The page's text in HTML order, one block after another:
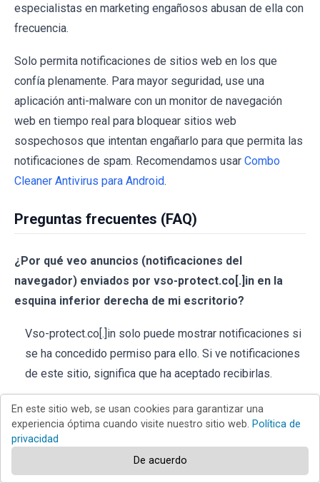
especialistas en marketing engañosos abusan de ella con
frecuencia.
Solo permita notificaciones de sitios web en los que
confía plenamente. Para mayor seguridad, use una
aplicación anti-malware con un monitor de navegación
web en tiempo real para bloquear sitios web
sospechosos que intentan engañarlo para que permita las
notificaciones de spam. Recomendamos usar Combo
Cleaner Antivirus para Android.
Preguntas frecuentes (FAQ)
¿Por qué veo anuncios (notificaciones del
navegador) enviados por vso-protect.co[.]in en la
esquina inferior derecha de mi escritorio?
Vso-protect.co[.]in solo puede mostrar notificaciones si
se ha concedido permiso para ello. Si ve notificaciones
de este sitio, significa que ha aceptado recibirlas.
He hecho clic en anuncios de notificación, ¿mi
ordenador está infectado?
Las notificaciones de sitios sospechosos no pueden
infectar directamente los ordenadores, pero pueden
En este sitio web, se usan cookies para garantizar una
experiencia óptima cuando visite nuestro sitio web. Política de
privacidad
De acuerdo